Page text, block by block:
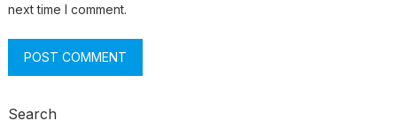
next time I comment.
Search